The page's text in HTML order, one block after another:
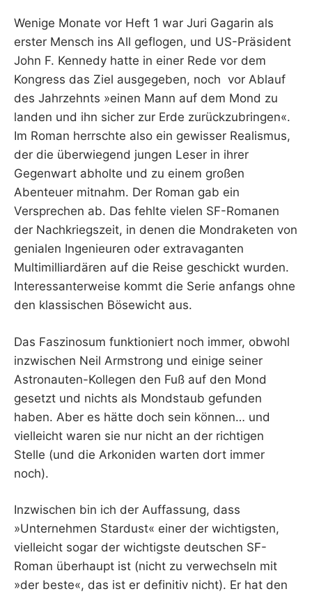
Wenige Monate vor Heft 1 war Juri Gagarin als
erster Mensch ins All geflogen, und US-Präsident
John F. Kennedy hatte in einer Rede vor dem
Kongress das Ziel ausgegeben, noch vor Ablauf
des Jahrzehnts »einen Mann auf dem Mond zu
landen und ihn sicher zur Erde zurückzubringen«.
Im Roman herrschte also ein gewisser Realismus,
der die überwiegend jungen Leser in ihrer
Gegenwart abholte und zu einem großen
Abenteuer mitnahm. Der Roman gab ein
Versprechen ab. Das fehlte vielen SF-Romanen
der Nachkriegszeit, in denen die Mondraketen von
genialen Ingenieuren oder extravaganten
Multimilliardären auf die Reise geschickt wurden.
Interessanterweise kommt die Serie anfangs ohne
den klassischen Bösewicht aus.
Das Faszinosum funktioniert noch immer, obwohl
inzwischen Neil Armstrong und einige seiner
Astronauten-Kollegen den Fuß auf den Mond
gesetzt und nichts als Mondstaub gefunden
haben. Aber es hätte doch sein können… und
vielleicht waren sie nur nicht an der richtigen
Stelle (und die Arkoniden warten dort immer
noch).
Inzwischen bin ich der Auffassung, dass
»Unternehmen Stardust« einer der wichtigsten,
vielleicht sogar der wichtigste deutschen SF-
Roman überhaupt ist (nicht zu verwechseln mit
»der beste«, das ist er definitiv nicht). Er hat den